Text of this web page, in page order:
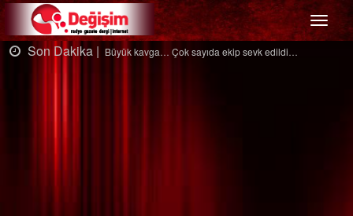
Menü
Çok sayıda ekip sevk edildi… Son Dakika |Ağaçtan